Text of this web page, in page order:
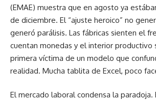
(EMAE) muestra que en agosto ya
de diciembre. El “ajuste heroico” no
generó parálisis. Las fábricas sienten el
cuentan monedas y el interior productivo
primera víctima de un modelo que
realidad. Mucha tablita de Excel, poco
El mercado laboral condensa la